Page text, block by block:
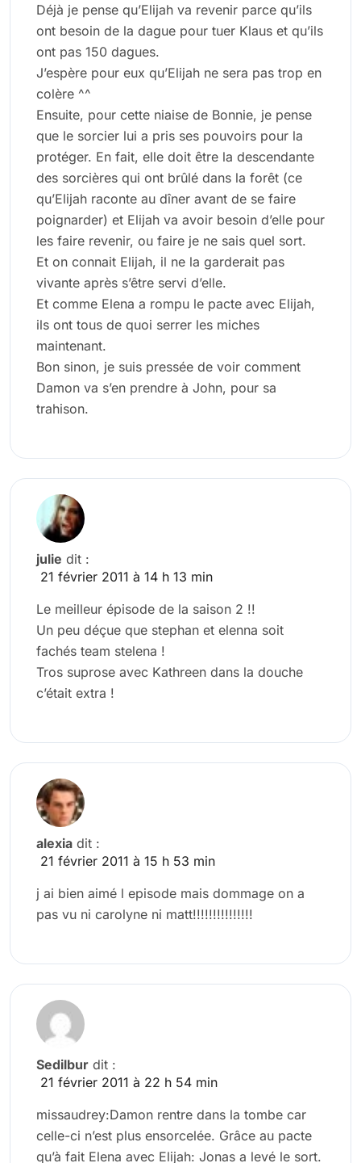
Déjà je pense qu’Elijah va revenir parce qu’ils
ont besoin de la dague pour tuer Klaus et qu’ils
ont pas 150 dagues.
J’espère pour eux qu’Elijah ne sera pas trop en
colère ^^
Ensuite, pour cette niaise de Bonnie, je pense
que le sorcier lui a pris ses pouvoirs pour la
protéger. En fait, elle doit être la descendante
des sorcières qui ont brûlé dans la forêt (ce
qu’Elijah raconte au dîner avant de se faire
poignarder) et Elijah va avoir besoin d’elle pour
les faire revenir, ou faire je ne sais quel sort.
Et on connait Elijah, il ne la garderait pas
vivante après s’être servi d’elle.
Et comme Elena a rompu le pacte avec Elijah,
ils ont tous de quoi serrer les miches
maintenant.
Bon sinon, je suis pressée de voir comment
Damon va s’en prendre à John, pour sa
trahison.
julie dit :
21 février 2011 à 14 h 13 min
Le meilleur épisode de la saison 2 !!
Un peu déçue que stephan et elenna soit
fachés team stelena !
Tros suprose avec Kathreen dans la douche
c’était extra !
alexia dit :
21 février 2011 à 15 h 53 min
j ai bien aimé l episode mais dommage on a
pas vu ni carolyne ni matt!!!!!!!!!!!!!!!
Sedilbur dit :
21 février 2011 à 22 h 54 min
missaudrey:Damon rentre dans la tombe car
celle-ci n’est plus ensorcelée. Grâce au pacte
qu’à fait Elena avec Elijah: Jonas a levé le sort.